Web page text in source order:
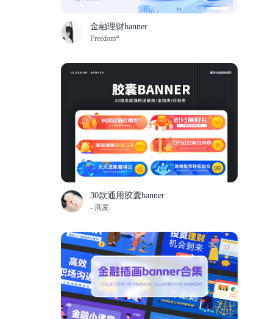
金融理财banner
Freedom*
30款通用胶囊banner
- 燕麦